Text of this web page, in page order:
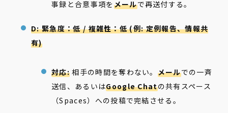
事録と合意事項をメールで再送付する。
D: 緊急度：低 / 複雑性：低 (例: 定例報告、情報共
有)
対応:相手の時間を奪わない。 メールでの一斉
送信、あるいはGoogle Chatの共有スペース
（Spaces）への投稿で完結させる。